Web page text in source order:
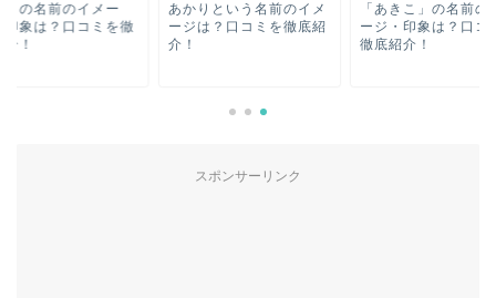
りの名前のイメー
印象は？口コミを徹
！
あかりという名前のイメ
ージは？口コミを徹底紹
介！
「あきこ」の名前の
ージ・印象は？口コ
徹底紹介！
スポンサーリンク